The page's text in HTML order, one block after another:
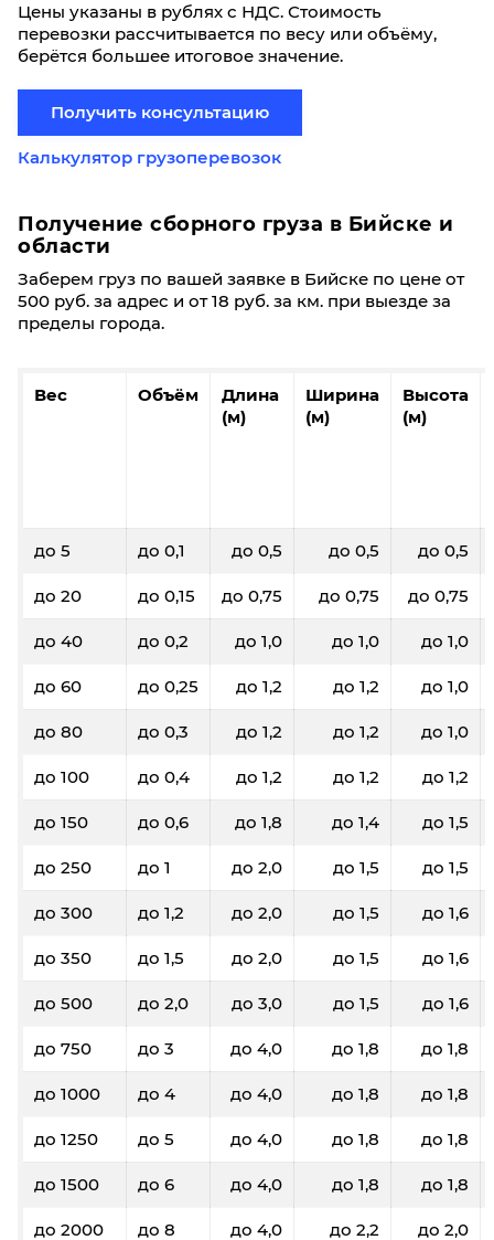
Цены указаны в рублях с НДС. Стоимость
перевозки рассчитывается по весу или объёму,
берётся большее итоговое значение.
Получить консультацию
Калькулятор грузоперевозок
Получение сборного груза в Бийске и
области
Заберем груз по вашей заявке в Бийске по цене от
500 руб. за адрес и от 18 руб. за км. при выезде за
пределы города.
Вес Объём
Длина
(м)
Ширина
(м)
Высота
(м)
до 5 до 0,1 до 0,5 до 0,5 до 0,5
до 20 до 0,15 до 0,75 до 0,75 до 0,75
до 40 до 0,2 до 1,0 до 1,0 до 1,0
до 60 до 0,25 до 1,2 до 1,2 до 1,0
до 80 до 0,3 до 1,2 до 1,2 до 1,0
до 100 до 0,4 до 1,2 до 1,2 до 1,2
до 150 до 0,6 до 1,8 до 1,4 до 1,5
до 250 до 1 до 2,0 до 1,5 до 1,5
до 300 до 1,2 до 2,0 до 1,5 до 1,6
до 350 до 1,5 до 2,0 до 1,5 до 1,6
до 500 до 2,0 до 3,0 до 1,5 до 1,6
до 750 до 3 до 4,0 до 1,8 до 1,8
до 1000 до 4 до 4,0 до 1,8 до 1,8
до 1250 до 5 до 4,0 до 1,8 до 1,8
до 1500 до 6 до 4,0 до 1,8 до 1,8
до 2000 до 8 до 4,0 до 2,2 до 2,0